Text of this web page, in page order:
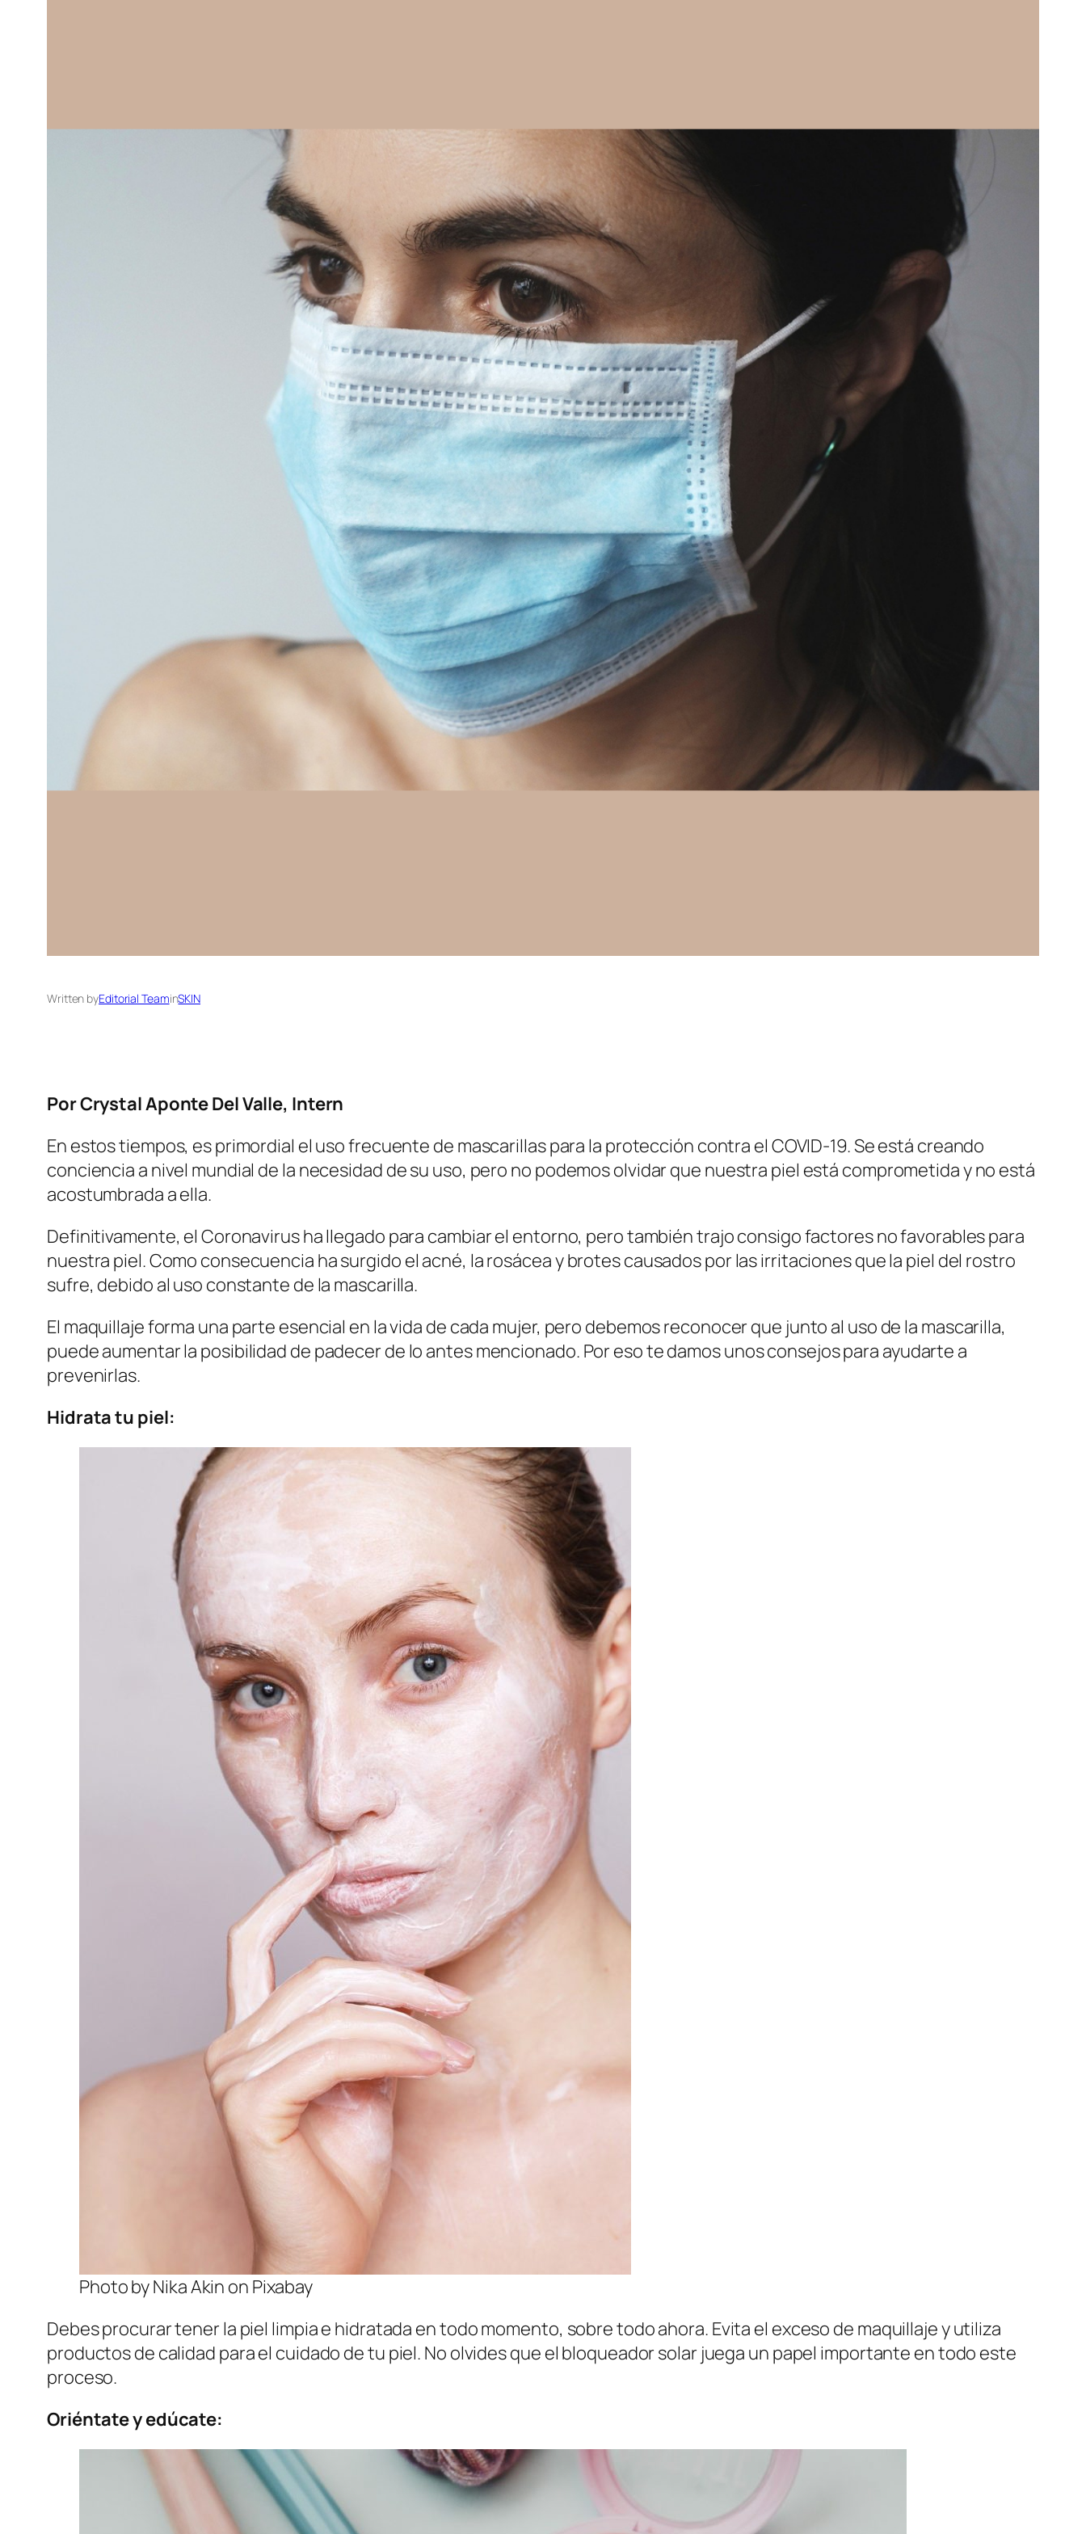
Written byEditorial TeaminSKIN
Por Crystal Aponte Del Valle, Intern
En estos tiempos, es primordial el uso frecuente de mascarillas para la protección contra el COVID-19. Se está creando
conciencia a nivel mundial de la necesidad de su uso, pero no podemos olvidar que nuestra piel está comprometida y no está
acostumbrada a ella.
Definitivamente, el Coronavirus ha llegado para cambiar el entorno, pero también trajo consigo factores no favorables para
nuestra piel. Como consecuencia ha surgido el acné, la rosácea y brotes causados por las irritaciones que la piel del rostro
sufre, debido al uso constante de la mascarilla.
El maquillaje forma una parte esencial en la vida de cada mujer, pero debemos reconocer que junto al uso de la mascarilla,
puede aumentar la posibilidad de padecer de lo antes mencionado. Por eso te damos unos consejos para ayudarte a
prevenirlas.
Hidrata tu piel:
Photo by Nika Akin on Pixabay
Debes procurar tener la piel limpia e hidratada en todo momento, sobre todo ahora. Evita el exceso de maquillaje y utiliza
productos de calidad para el cuidado de tu piel. No olvides que el bloqueador solar juega un papel importante en todo este
proceso.
Oriéntate y edúcate: